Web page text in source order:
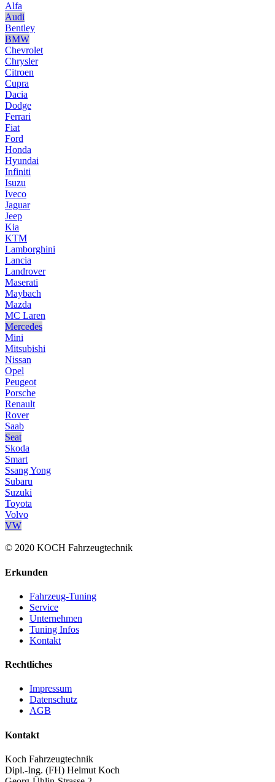
Alfa
Audi
Bentley
BMW
Chevrolet
Chrysler
Citroen
Cupra
Dacia
Dodge
Ferrari
Fiat
Ford
Honda
Hyundai
Infiniti
Isuzu
Iveco
Jaguar
Jeep
Kia
KTM
Lamborghini
Lancia
Landrover
Maserati
Maybach
Mazda
MC Laren
Mercedes
Mini
Mitsubishi
Nissan
Opel
Peugeot
Porsche
Renault
Rover
Saab
Seat
Skoda
Smart
Ssang Yong
Subaru
Suzuki
Toyota
Volvo
VW
© 2020 KOCH Fahrzeugtechnik
Erkunden
Fahrzeug-Tuning
Service
Unternehmen
Tuning Infos
Kontakt
Rechtliches
Impressum
Datenschutz
AGB
Kontakt
Koch Fahrzeugtechnik
Dipl.-Ing. (FH) Helmut Koch